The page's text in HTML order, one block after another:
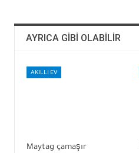
AYRICA GIBI OLABILIR
AKILLI EV
Maytag çamaşır